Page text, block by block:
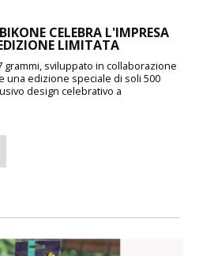
CELEBRA L'IMPRESA
LIMITATA
grammi, sviluppato in collaborazione
una edizione speciale di soli 500
design celebrativo a